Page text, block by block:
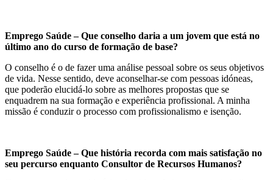
Emprego Saúde – Que conselho daria a um jovem que está no
último ano do curso de formação de base?
O conselho é o de fazer uma análise pessoal sobre os seus objetivos
de vida. Nesse sentido, deve aconselhar-se com pessoas idóneas,
que poderão elucidá-lo sobre as melhores propostas que se
enquadrem na sua formação e experiência profissional. A minha
missão é conduzir o processo com profissionalismo e isenção.
Emprego Saúde – Que história recorda com mais satisfação no
seu percurso enquanto Consultor de Recursos Humanos?